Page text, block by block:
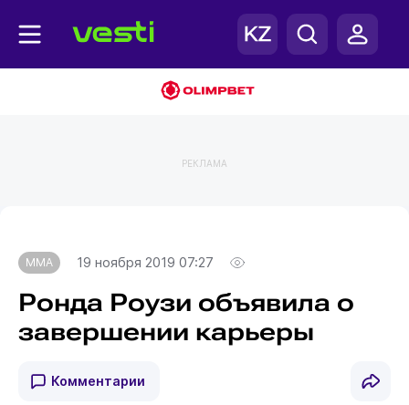
РЕКЛАМА
MMA 19 ноября 2019 07:27
Ронда Роузи объявила о
завершении карьеры
Комментарии